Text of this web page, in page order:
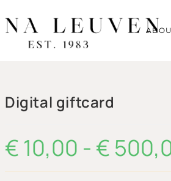
Digital giftcard
€ 10,00 - €